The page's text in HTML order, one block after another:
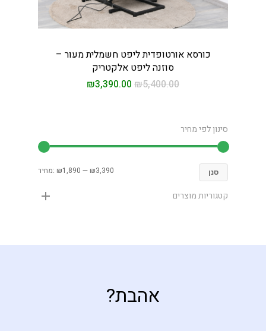
כורסא אורטופדית ליפט חשמלית מעור –
סוזנה ליפט אלקטריק
₪5,400.00
₪3,390.00
סינון לפי מחיר
סנן מחיר: ₪1,890 — ₪3,390
קטגוריות מוצרים
אהבת?